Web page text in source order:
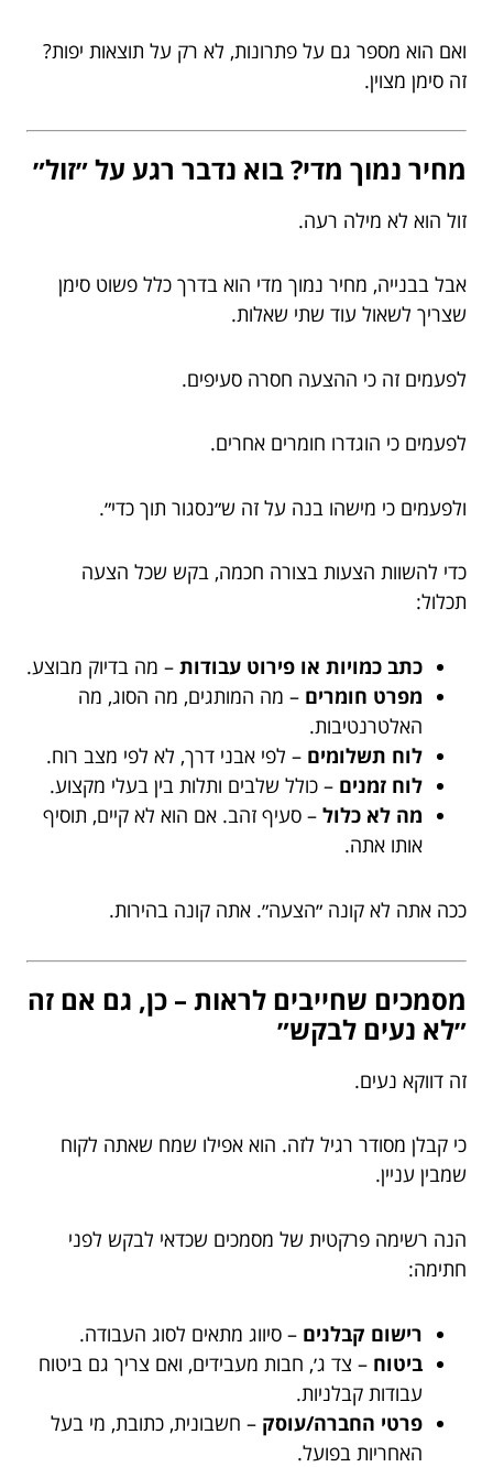
ואם הוא מספר גם על פתרונות, לא רק על תוצאות יפות?
זה סימן מצוין.
מחיר נמוך מדי? בוא נדבר רגע על ״זול״
זול הוא לא מילה רעה.
אבל בבנייה, מחיר נמוך מדי הוא בדרך כלל פשוט סימן
שצריך לשאול עוד שתי שאלות.
לפעמים זה כי ההצעה חסרה סעיפים.
לפעמים כי הוגדרו חומרים אחרים.
ולפעמים כי מישהו בנה על זה ש״נסגור תוך כדי״.
כדי להשוות הצעות בצורה חכמה, בקש שכל הצעה
תכלול:
כתב כמויות או פירוט עבודות – מה בדיוק מבוצע.
מפרט חומרים – מה המותגים, מה הסוג, מה
האלטרנטיבות.
לוח תשלומים – לפי אבני דרך, לא לפי מצב רוח.
לוח זמנים – כולל שלבים ותלות בין בעלי מקצוע.
מה לא כלול – סעיף זהב. אם הוא לא קיים, תוסיף
אותו אתה.
ככה אתה לא קונה ״הצעה״. אתה קונה בהירות.
מסמכים שחייבים לראות – כן, גם אם זה
״לא נעים לבקש״
זה דווקא נעים.
כי קבלן מסודר רגיל לזה. הוא אפילו שמח שאתה לקוח
שמבין עניין.
הנה רשימה פרקטית של מסמכים שכדאי לבקש לפני
חתימה:
רישום קבלנים – סיווג מתאים לסוג העבודה.
ביטוח – צד ג׳, חבות מעבידים, ואם צריך גם ביטוח
עבודות קבלניות.
פרטי החברה/עוסק – חשבונית, כתובת, מי בעל
האחריות בפועל.